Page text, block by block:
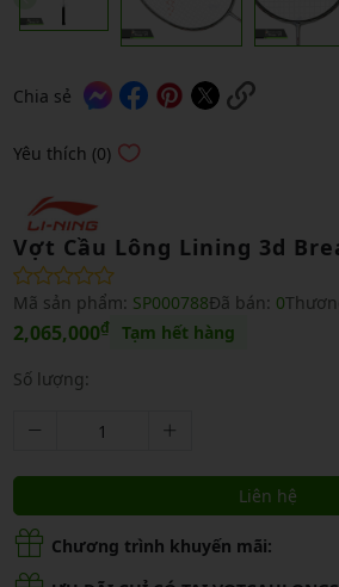
Chia sẻ
Yêu thích (0)
Vợt Cầu Lông Lining 3d
Mã sản phẩm: SP000788Đã bán: 0
2,065,000₫ Tạm hết hàng
Số lượng:
Liên hệ
Chương trình khuyến mãi: